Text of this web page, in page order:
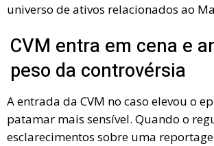
universo de ativos relacionados ao
CVM entra em cena e
peso da controvérsia
A entrada da CVM no caso elevou o
patamar mais sensível. Quando o
esclarecimentos sobre uma